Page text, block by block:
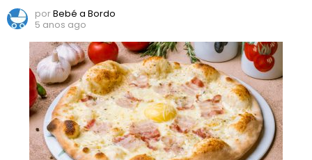
porBebé a Bordo
5 anos ago